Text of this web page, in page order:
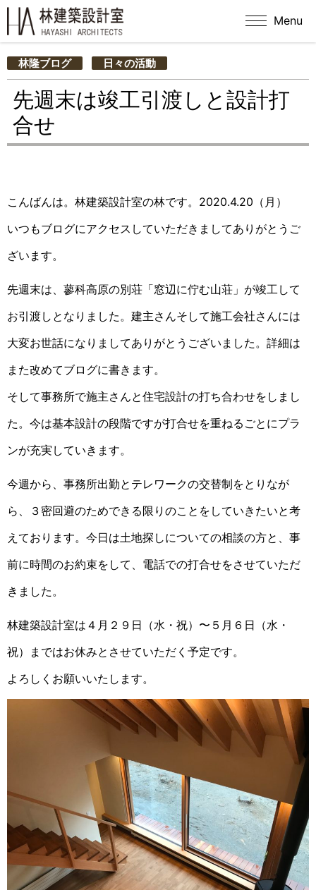
Menu
林隆ブログ 日々の活動
先週末は竣工引渡しと設計打
合せ
こんばんは。林建築設計室の林です。2020.4.20（月）
いつもブログにアクセスしていただきましてありがとうご
ざいます。
先週末は、蓼科高原の別荘「窓辺に佇む山荘」が竣工して
お引渡しとなりました。建主さんそして施工会社さんには
大変お世話になりましてありがとうございました。詳細は
また改めてブログに書きます。
そして事務所で施主さんと住宅設計の打ち合わせをしまし
た。今は基本設計の段階ですが打合せを重ねるごとにプラ
ンが充実していきます。
今週から、事務所出勤とテレワークの交替制をとりなが
ら、３密回避のためできる限りのことをしていきたいと考
えております。今日は土地探しについての相談の方と、事
前に時間のお約束をして、電話での打合せをさせていただ
きました。
林建築設計室は４月２９日（水・祝）〜５月６日（水・
祝）まではお休みとさせていただく予定です。
よろしくお願いいたします。